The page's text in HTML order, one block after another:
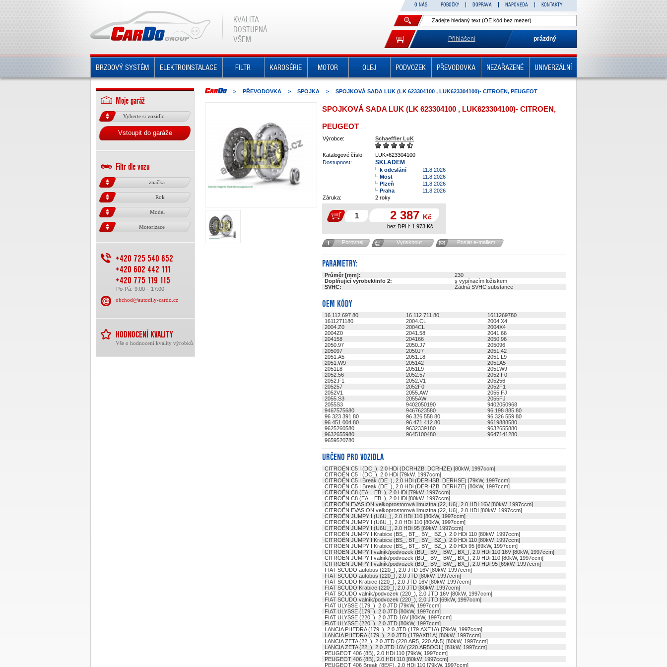
KVALITA
DOSTUPNÁ
VŠEM
O NÁS POBOČKY DOPRAVA NÁPOVĚDA KONTAKTY
Přihlášení prázdný
BRZDOVÝ SYSTÉM ELEKTROINSTALACE FILTR KAROSÉRIE MOTOR OLEJ PODVOZEK PŘEVODOVKA NEZAŘAZENÉ UNIVERZÁLNÍ
> PŘEVODOVKA > SPOJKA > SPOJKOVÁ SADA LUK (LK 623304100 , LUK623304100)- CITROEN, PEUGEOT
SPOJKOVÁ SADA LUK (LK 623304100 , LUK623304100)- CITROEN,
PEUGEOT
Výrobce: Schaeffler LuK
Katalogové číslo:
LUK>623304100
Dostupnost:
SKLADEM
k odeslání
11.8.2026
Most
11.8.2026
Plzeň
11.8.2026
Praha
11.8.2026
Záruka:
2 roky
2 387 Kč
bez DPH: 1 973 Kč
Porovnej Vytisknout Poslat e-mailem
PARAMETRY:
Průměr [mm]:
230
Doplňující výrobek/info 2:
s vypínacím ložiskem
SVHC:
Žádná SVHC substance
OEM KÓDY
16 112 697 80 16 112 711 80
1611269780
1611271180
2004.CL
2004.X4
2004.Z0
2004CL
2004X4
2004Z0
2041.58
2041.66
204158
204166
2050.96
2050.97
2050.J7
205096
205097
2050J7
2051.42
2051.A5
2051.L8
2051.L9
2051.W9
205142
2051A5
2051L8
2051L9
2051W9
2052.56
2052.57
2052.F0
2052.F1
2052.V1
205256
205257
2052F0
2052F1
2052V1
2055.AW
2055.FJ
2055.S3
2055AW
2055FJ
2055S3
9402050190
9402050968
9467575680
9467623580
96 198 885 80
96 323 391 80
96 326 558 80
96 326 559 80
96 451 004 80
96 471 412 80
9619888580
9625260580
9632339180
9632655880
9632655980
9645100480
9647141280
9659520780
URČENO PRO VOZIDLA
CITROËN C5 I (DC_), 2.0 HDi (DCRHZB, DCRHZE) [80kW, 1997ccm]
CITROËN C5 I (DC_), 2.0 HDi [79kW, 1997ccm]
CITROËN C5 I Break (DE_), 2.0 HDi (DERHSB, DERHSE) [79kW, 1997ccm]
CITROËN C5 I Break (DE_), 2.0 HDi (DERHZB, DERHZE) [80kW, 1997ccm]
CITROËN C8 (EA_, EB_), 2.0 HDi [79kW, 1997ccm]
CITROËN C8 (EA_, EB_), 2.0 HDi [80kW, 1997ccm]
CITROËN EVASION velkoprostorová limuzína (22, U6), 2.0 HDI 16V [80kW, 1997ccm]
CITROËN EVASION velkoprostorová limuzína (22, U6), 2.0 HDI [80kW, 1997ccm]
CITROËN JUMPY I (U6U_), 2.0 HDi 110 [80kW, 1997ccm]
CITROËN JUMPY I (U6U_), 2.0 HDi 110 [80kW, 1997ccm]
CITROËN JUMPY I (U6U_), 2.0 HDi 95 [69kW, 1997ccm]
CITROËN JUMPY I Krabice (BS_, BT_, BY_, BZ_), 2.0 HDi 110 [80kW, 1997ccm]
CITROËN JUMPY I Krabice (BS_, BT_, BY_, BZ_), 2.0 HDi 110 [80kW, 1997ccm]
CITROËN JUMPY I Krabice (BS_, BT_, BY_, BZ_), 2.0 HDi 95 [69kW, 1997ccm]
CITROËN JUMPY I valník/podvozek (BU_, BV_, BW_, BX_), 2.0 HDi 110 16V [80kW, 1997ccm]
CITROËN JUMPY I valník/podvozek (BU_, BV_, BW_, BX_), 2.0 HDi 110 [80kW, 1997ccm]
CITROËN JUMPY I valník/podvozek (BU_, BV_, BW_, BX_), 2.0 HDi 95 [69kW, 1997ccm]
FIAT SCUDO autobus (220_), 2.0 JTD 16V [80kW, 1997ccm]
FIAT SCUDO autobus (220_), 2.0 JTD [80kW, 1997ccm]
FIAT SCUDO Krabice (220_), 2.0 JTD 16V [80kW, 1997ccm]
FIAT SCUDO Krabice (220_), 2.0 JTD [80kW, 1997ccm]
FIAT SCUDO valník/podvozek (220_), 2.0 JTD 16V [80kW, 1997ccm]
FIAT SCUDO valník/podvozek (220_), 2.0 JTD [69kW, 1997ccm]
FIAT ULYSSE (179_), 2.0 JTD [79kW, 1997ccm]
FIAT ULYSSE (179_), 2.0 JTD [80kW, 1997ccm]
FIAT ULYSSE (220_), 2.0 JTD 16V [80kW, 1997ccm]
FIAT ULYSSE (220_), 2.0 JTD [80kW, 1997ccm]
LANCIA PHEDRA (179_), 2.0 JTD (179.AXE1A) [79kW, 1997ccm]
LANCIA PHEDRA (179_), 2.0 JTD (179AXB1A) [80kW, 1997ccm]
LANCIA ZETA (22_), 2.0 JTD (220.AR5, 220.AN5) [80kW, 1997ccm]
LANCIA ZETA (22_), 2.0 JTD 16V (220.AR5OOL) [81kW, 1997ccm]
PEUGEOT 406 (8B), 2.0 HDi 110 [79kW, 1997ccm]
PEUGEOT 406 (8B), 2.0 HDI 110 [80kW, 1997ccm]
PEUGEOT 406 Break (8E/F), 2.0 HDi 110 [79kW, 1997ccm]
Moje garáž
Vyberte si vozidlo
Vstoupit do garáže
Filtr dle vozu
značka
Rok
Model
Motorizace
+420 725 540 652
+420 602 442 111
+420 775 119 115
Po-Pá: 9:00 - 17:00
obchod@autodily-cardo.cz
HODNOCENÍ KVALITY
Vše o hodnocení kvality výrobků